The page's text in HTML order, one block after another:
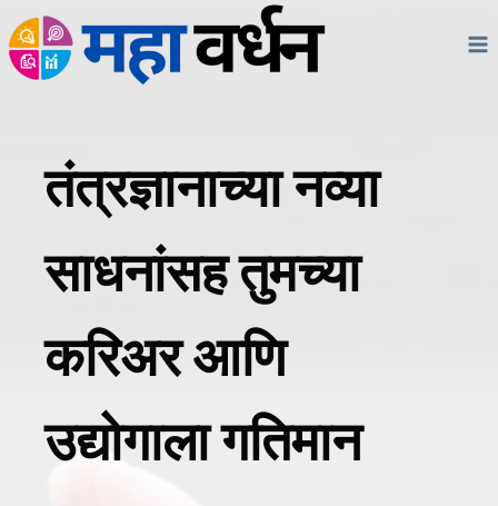
Skip
to
तंत्रज्ञानाच्या नव्या
साधनांसह तुमच्या
करिअर आणि
उद्योगाला गतिमान